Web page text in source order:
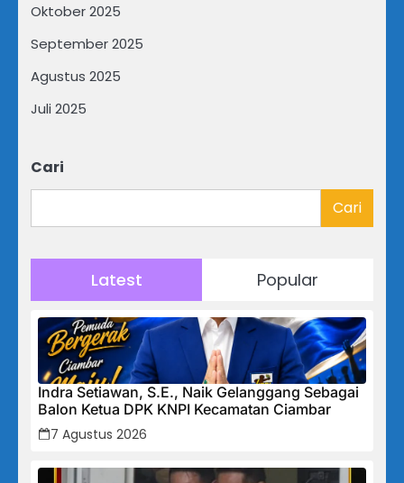
Oktober 2025
September 2025
Agustus 2025
Juli 2025
Cari
Cari
Latest Popular
Indra Setiawan, S.E., Naik Gelanggang Sebagai
Balon Ketua DPK KNPI Kecamatan Ciambar
7 Agustus 2026